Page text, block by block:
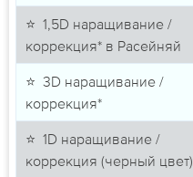
⭐ 1,5D наращивание /
коррекция* в Расейняй
⭐ 3D наращивание /
коррекция*
⭐ 1D наращивание /
коррекция (черный цвет)